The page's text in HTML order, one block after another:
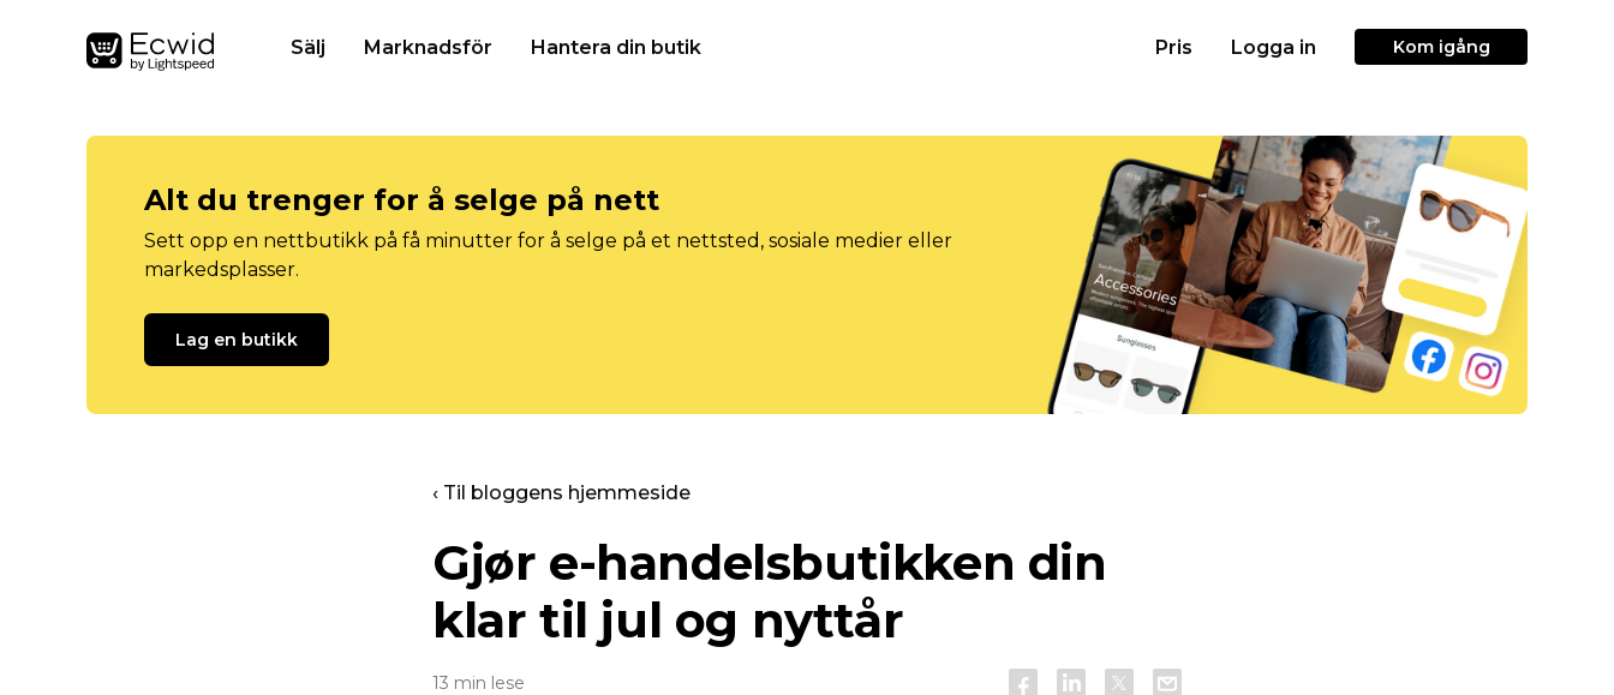
Sälj Marknadsför Hantera din butik Pris Logga in Kom igång
Alt du trenger for å selge på nett
Sett opp en nettbutikk på få minutter for å selge på et nettsted, sosiale medier eller
markedsplasser.
Lag en butikk
‹ Til bloggens hjemmeside
Gjør e-handelsbutikken din
klar til jul og nyttår
13 min lese